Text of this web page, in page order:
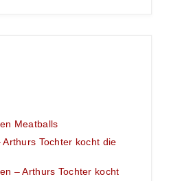
Meatballs
Arthurs Tochter kocht die
– Arthurs Tochter kocht